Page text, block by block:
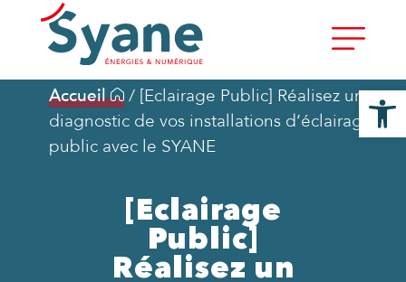
Accueil / [Eclairage Public] Réalisez un
diagnostic de vos installations d’éclairage
public avec le SYANE
[Eclairage
Public]
Réalisez un
Ouvrir